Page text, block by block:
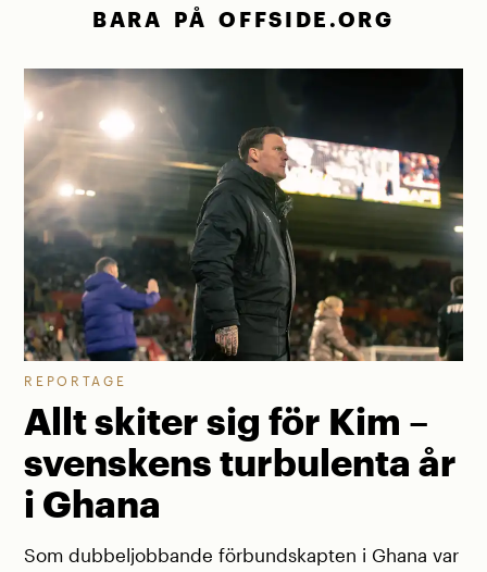
BARA PÅ OFFSIDE.ORG
REPORTAGE
Allt skiter sig för Kim –
svenskens turbulenta år
i Ghana
Som dubbeljobbande förbundskapten i Ghana var